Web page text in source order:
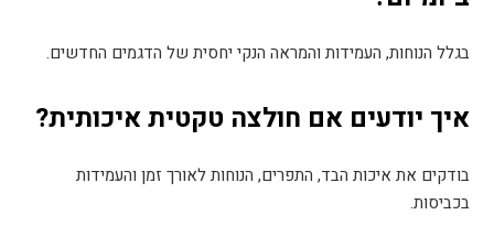
בגלל הנוחות, העמידות והמראה הנקי יחסית של הדגמים החדשים.
איך יודעים אם חולצה טקטית איכותית?
בודקים את איכות הבד, התפרים, הנוחות לאורך זמן והעמידות
בכביסות.